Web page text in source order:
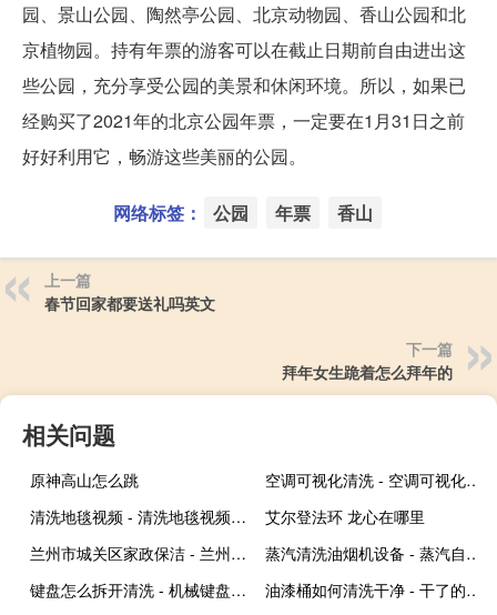
园、景山公园、陶然亭公园、北京动物园、香山公园和北
京植物园。持有年票的游客可以在截止日期前自由进出这
些公园，充分享受公园的美景和休闲环境。所以，如果已
经购买了2021年的北京公园年票，一定要在1月31日之前
好好利用它，畅游这些美丽的公园。
网络标签： 公园 年票 香山
上一篇
春节回家都要送礼吗英文
下一篇
拜年女生跪着怎么拜年的
相关问题
原神高山怎么跳
空调可视化清洗 - 空调可视化清洗有用吗
清洗地毯视频 - 清洗地毯视频全过程
艾尔登法环 龙心在哪里
兰州市城关区家政保洁 - 兰州城关区家政服务
蒸汽清洗油烟机设备 - 蒸汽自动清洗油烟机
键盘怎么拆开清洗 - 机械键盘一体外壳拆卸图解
油漆桶如何清洗干净 - 干了的油漆桶怎么洗干净